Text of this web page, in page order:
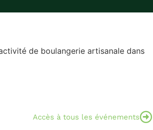
de boulangerie artisanale dans
Accès à tous les événements